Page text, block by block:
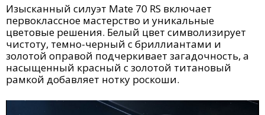
Изысканный силуэт Mate 70 RS включает
первоклассное мастерство и уникальные
цветовые решения. Белый цвет символизирует
чистоту, темно-черный с бриллиантами и
золотой оправой подчеркивает загадочность, а
насыщенный красный с золотой титановый
рамкой добавляет нотку роскоши.